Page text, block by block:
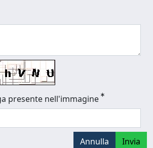
presente nell'immagine
Annulla Invia